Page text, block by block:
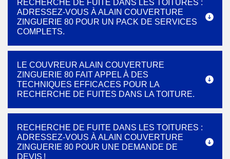
RECHERCHE DE FUITE DANS LES TOITURES :
ADRESSEZ-VOUS À ALAIN COUVERTURE
ZINGUERIE 80 POUR UN PACK DE SERVICES
COMPLETS.
LE COUVREUR ALAIN COUVERTURE
ZINGUERIE 80 FAIT APPEL À DES
TECHNIQUES EFFICACES POUR LA
RECHERCHE DE FUITES DANS LA TOITURE.
RECHERCHE DE FUITE DANS LES TOITURES :
ADRESSEZ-VOUS À ALAIN COUVERTURE
ZINGUERIE 80 POUR UNE DEMANDE DE
DEVIS !